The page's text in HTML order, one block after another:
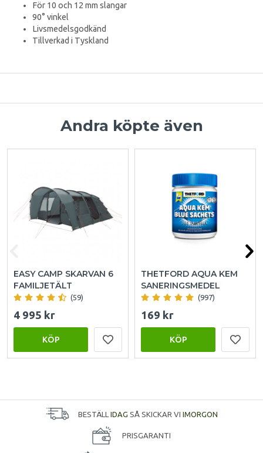
För 10 och 12 mm slangar
90° vinkel
Livsmedelsgodkänd
Tillverkad i Tyskland
Andra köpte även
EASY CAMP SKARVAN 6
FAMILJETÄLT
(59)
4 995 kr
KÖP
THETFORD AQUA KEM
SANERINGSMEDEL
(997)
169 kr
KÖP
BESTÄLL IDAG SÅ SKICKAR VI IMORGON
PRISGARANTI